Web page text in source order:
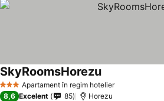
3 SteleApartament în regim hotelier
SkyRoomsHorezuVedeți prețurile
8,6 Excelent 85 Horezu